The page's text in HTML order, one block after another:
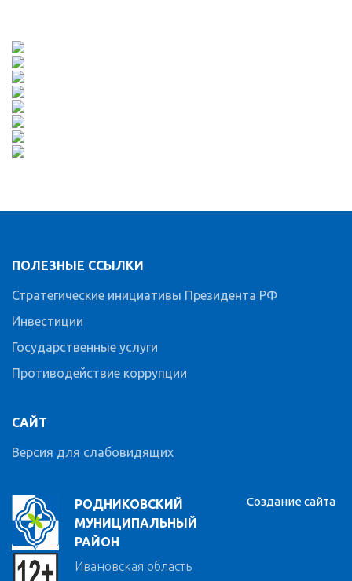
РОДНИКОВСКИЙ
МУНИЦИПАЛЬНЫЙ
РАЙОН
Ивановская область
ПОЛЕЗНЫЕ ССЫЛКИ
Стратегические инициативы Президента РФ
Инвестиции
Государственные услуги
Противодействие коррупции
САЙТ
Версия для слабовидящих
Создание сайта